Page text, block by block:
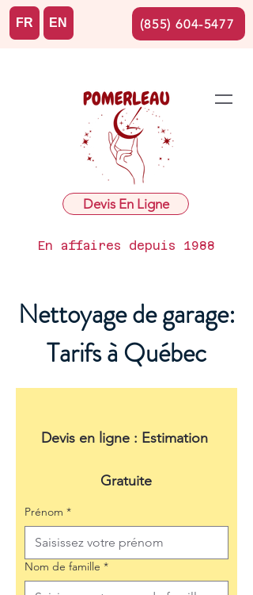
Devis En Ligne
En affaires depuis 1988
FR EN (855) 604-5477
Nettoyage de garage:
Tarifs à Québec
Devis en ligne : Estimation
Gratuite
Prénom *
Nom de famille *